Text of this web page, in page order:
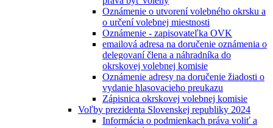
Oznámenie o utvorení volebného okrsku a
o určení volebnej miestnosti
Oznámenie - zapisovateľka OVK
emailová adresa na doručenie oznámenia o
delegovaní člena a náhradníka do
okrskovej volebnej komisie
Oznámenie adresy na doručenie žiadosti o
vydanie hlasovacieho preukazu
Zápisnica okrskovej volebnej komisie
Voľby prezidenta Slovenskej republiky 2024
Informácia o podmienkach práva voliť a